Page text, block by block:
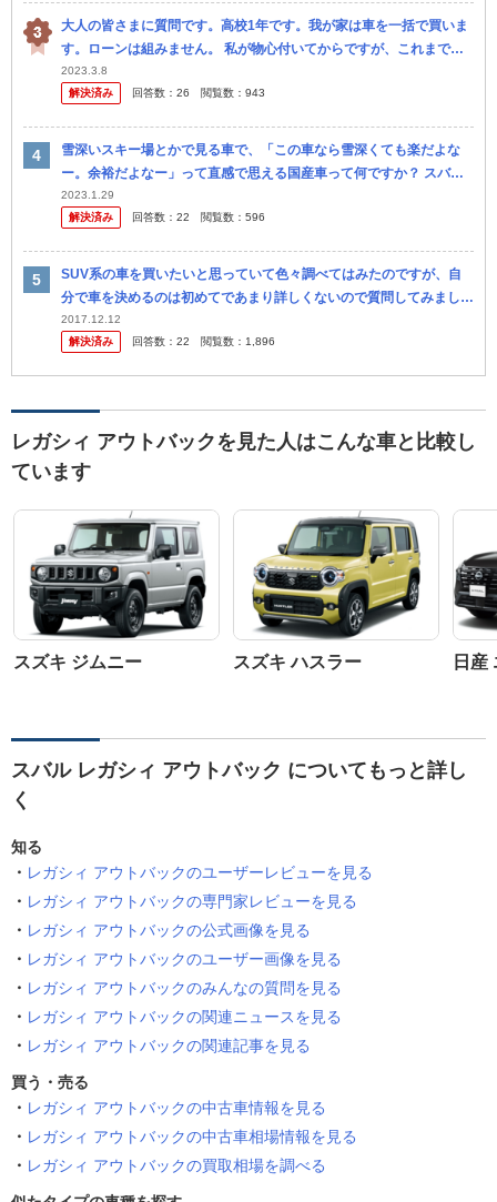
大人の皆さまに質問です。高校1年です。我が家は車を一括で買いま
す。ローンは組みません。 私が物心付いてからですが、これまで父
はアウトバック→トゥアレグ(認定中古車)→ハリアー、母はプリウス
→プリ...
2023.3.8
解決済み
回答数： 26 閲覧数： 943
雪深いスキー場とかで見る車で、「この車なら雪深くても楽だよな
ー。余裕だよなー」って直感で思える国産車って何ですか？ スバル
フォレスター、アウトバック マツダＣＸ5、ＣＸ8 三菱デリカ が思い
浮か...
2023.1.29
解決済み
回答数： 22 閲覧数： 596
SUV系の車を買いたいと思っていて色々調べてはみたのですが、自
分で車を決めるのは初めてであまり詳しくないので質問してみまし
た。 雪国在住でスノーボードに行くこともあるためある程度雪道に
強く、今は...
2017.12.12
解決済み
回答数： 22 閲覧数： 1,896
レガシィ アウトバックを見た人はこんな車と比較し
ています
スズキ ジムニー スズキ ハスラー 日産
スバル レガシィ アウトバック についてもっと詳し
く
知る
レガシィ アウトバックのユーザーレビューを見る
レガシィ アウトバックの専門家レビューを見る
レガシィ アウトバックの公式画像を見る
レガシィ アウトバックのユーザー画像を見る
レガシィ アウトバックのみんなの質問を見る
レガシィ アウトバックの関連ニュースを見る
レガシィ アウトバックの関連記事を見る
買う・売る
レガシィ アウトバックの中古車情報を見る
レガシィ アウトバックの中古車相場情報を見る
レガシィ アウトバックの買取相場を調べる